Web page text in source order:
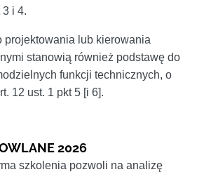
3 i 4.
projektowania lub kierowania
stanowią również podstawę do
funkcji technicznych, o
12 ust. 1 pkt 5 [i 6].
2026
szkolenia pozwoli na analizę